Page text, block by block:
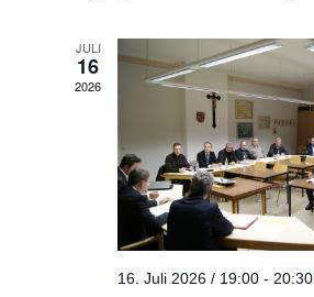
JULI
16
2026
16. Juli 2026 / 19:00 - 20:30